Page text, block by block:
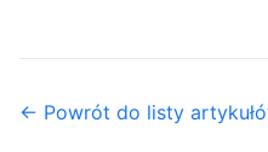
← Powrót do listy